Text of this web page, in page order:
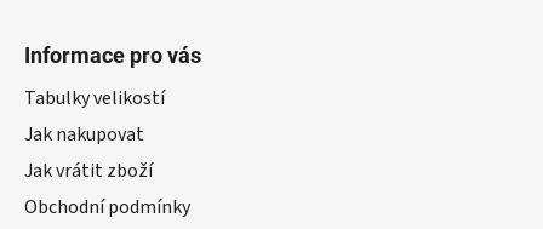
Informace pro vás
Tabulky velikostí
Jak nakupovat
Jak vrátit zboží
Obchodní podmínky